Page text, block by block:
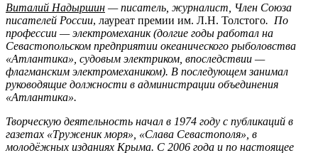
Виталий Надыршин — писатель, журналист, Член Союза
писателей России, лауреат премии им. Л.Н. Толстого. По
профессии — электромеханик (долгие годы работал на
Севастопольском предприятии океанического рыболовства
«Атлантика», судовым электриком, впоследствии —
флагманским электромехаником). В последующем занимал
руководящие должности в администрации объединения
«Атлантика».
Творческую деятельность начал в 1974 году с публикаций в
газетах «Труженик моря», «Слава Севастополя», в
молодёжных изданиях Крыма. С 2006 года и по настоящее